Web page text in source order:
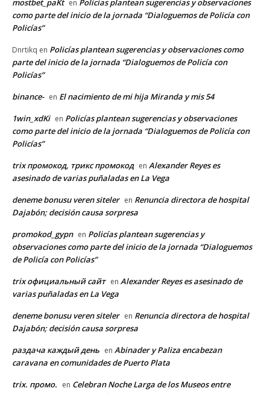
mostbet_paKt en Policías plantean sugerencias y observaciones
como parte del inicio de la jornada “Dialoguemos de Policía con
Policías”
Dnrtikq en Policías plantean sugerencias y observaciones como
parte del inicio de la jornada “Dialoguemos de Policía con
Policías”
binance- en El nacimiento de mi hija Miranda y mis 54
1win_xdKi en Policías plantean sugerencias y observaciones
como parte del inicio de la jornada “Dialoguemos de Policía con
Policías”
trix промокод, трикс промокод en Alexander Reyes es
asesinado de varias puñaladas en La Vega
deneme bonusu veren siteler en Renuncia directora de hospital
Dajabón; decisión causa sorpresa
promokod_gypn en Policías plantean sugerencias y
observaciones como parte del inicio de la jornada “Dialoguemos
de Policía con Policías”
trix официальный сайт en Alexander Reyes es asesinado de
varias puñaladas en La Vega
deneme bonusu veren siteler en Renuncia directora de hospital
Dajabón; decisión causa sorpresa
раздача каждый день en Abinader y Paliza encabezan
caravana en comunidades de Puerto Plata
trix. промо. en Celebran Noche Larga de los Museos entre